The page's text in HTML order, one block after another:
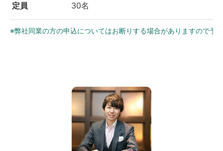
定員 30名
※弊社同業の方の申込についてはお断りする場合がありますので予